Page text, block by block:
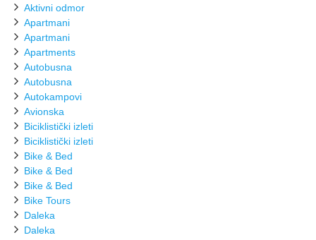
Aktivni odmor
Apartmani
Apartmani
Apartments
Autobusna
Autobusna
Autokampovi
Avionska
Biciklistički izleti
Biciklistički izleti
Bike & Bed
Bike & Bed
Bike & Bed
Bike Tours
Daleka
Daleka